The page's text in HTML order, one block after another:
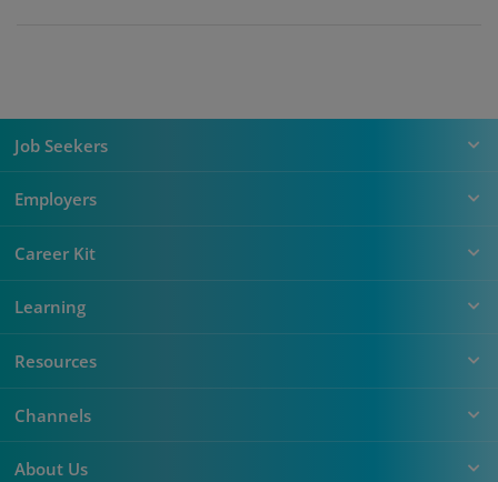
Job Seekers
Employers
Career Kit
Learning
Resources
Channels
About Us